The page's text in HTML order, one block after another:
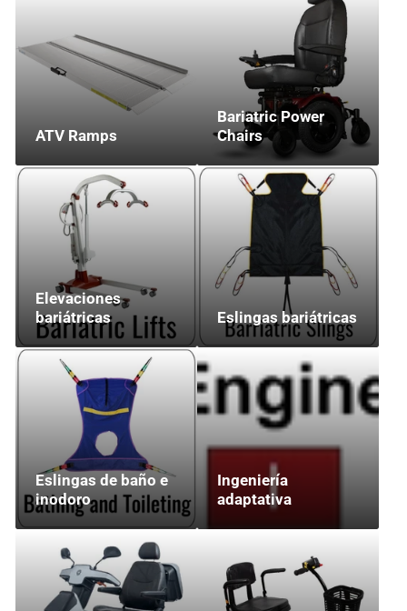
ATV Ramps
Bariatric Power
Chairs
Elevaciones
bariátricas
Eslingas bariátricas
Eslingas de baño e
inodoro
Ingeniería
adaptativa